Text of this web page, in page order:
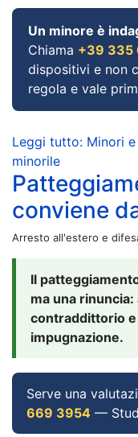
Un minore è
Chiama +39 335
dispositivi e non
regola e vale
Leggi tutto: Minori
minorile
conviene
Arresto all'estero e
Il
ma una
contraddittorio
impugnazione.
Serve una
669 3954 —